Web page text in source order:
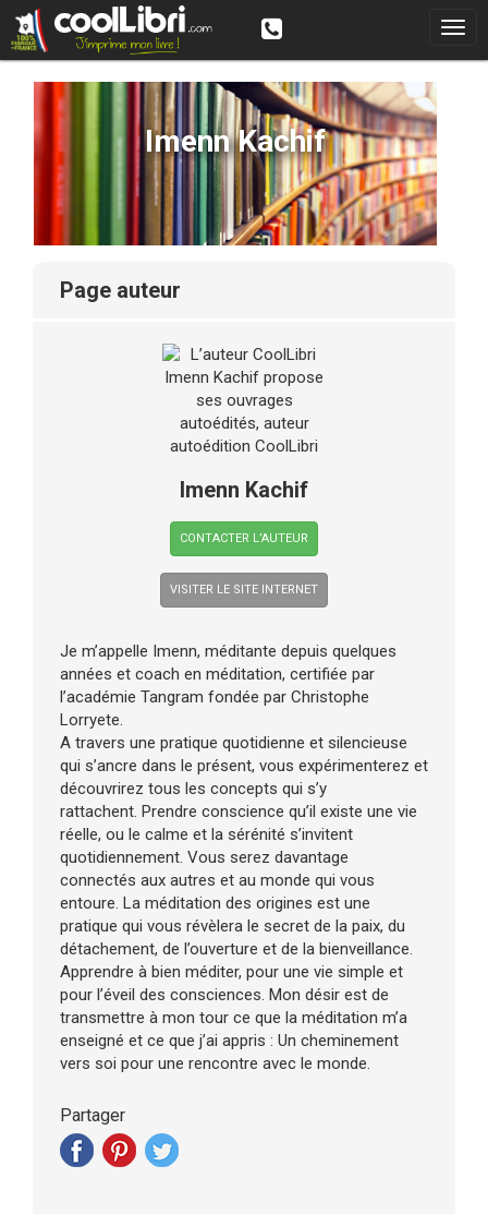
Imenn Kachif
page auteur
Imenn Kachif
CONTACTER L’AUTEUR
VISITER LE SITE INTERNET
Je m’appelle Imenn, méditante depuis quelques
années et coach en méditation, certifiée par
l’académie Tangram fondée par Christophe
Lorryete.
A travers une pratique quotidienne et silencieuse
qui s’ancre dans le présent, vous expérimenterez et
découvrirez tous les concepts qui s’y
rattachent. Prendre conscience qu’il existe une vie
réelle, ou le calme et la sérénité s’invitent
quotidiennement. Vous serez davantage
connectés aux autres et au monde qui vous
entoure. La méditation des origines est une
pratique qui vous révèlera le secret de la paix, du
détachement, de l’ouverture et de la bienveillance.
Apprendre à bien méditer, pour une vie simple et
pour l’éveil des consciences. Mon désir est de
transmettre à mon tour ce que la méditation m’a
enseigné et ce que j’ai appris : Un cheminement
vers soi pour une rencontre avec le monde.
Partager